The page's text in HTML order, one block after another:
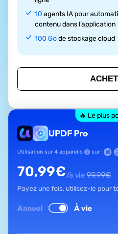
10 agents IA pour
contenu dans l’application
100 Gode stockage cloud
🔥 Le plus
UPDF Pro
Utilisation sur 4 appareils sur :
70,99€/à vie 99,99€
Payez une fois, utilisez-le pour
Annuel À vie